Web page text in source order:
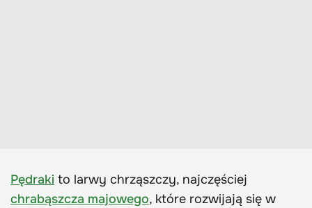
Pędraki to larwy chrząszczy, najczęściej
chrabąszcza majowego, które rozwijają się w